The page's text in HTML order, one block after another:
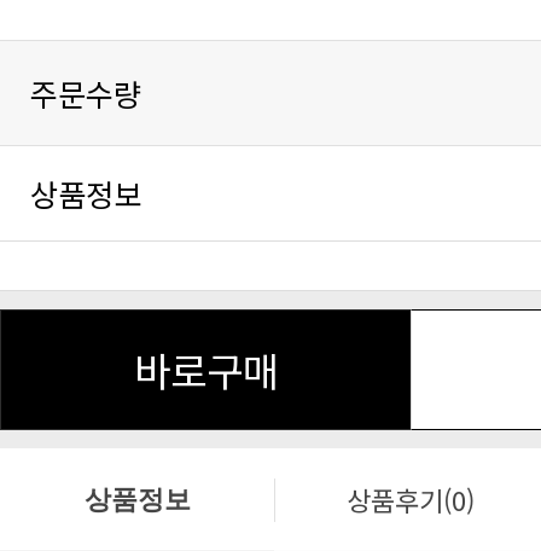
주문수량
상품정보
바로구매
상품정보 상품후기(0)